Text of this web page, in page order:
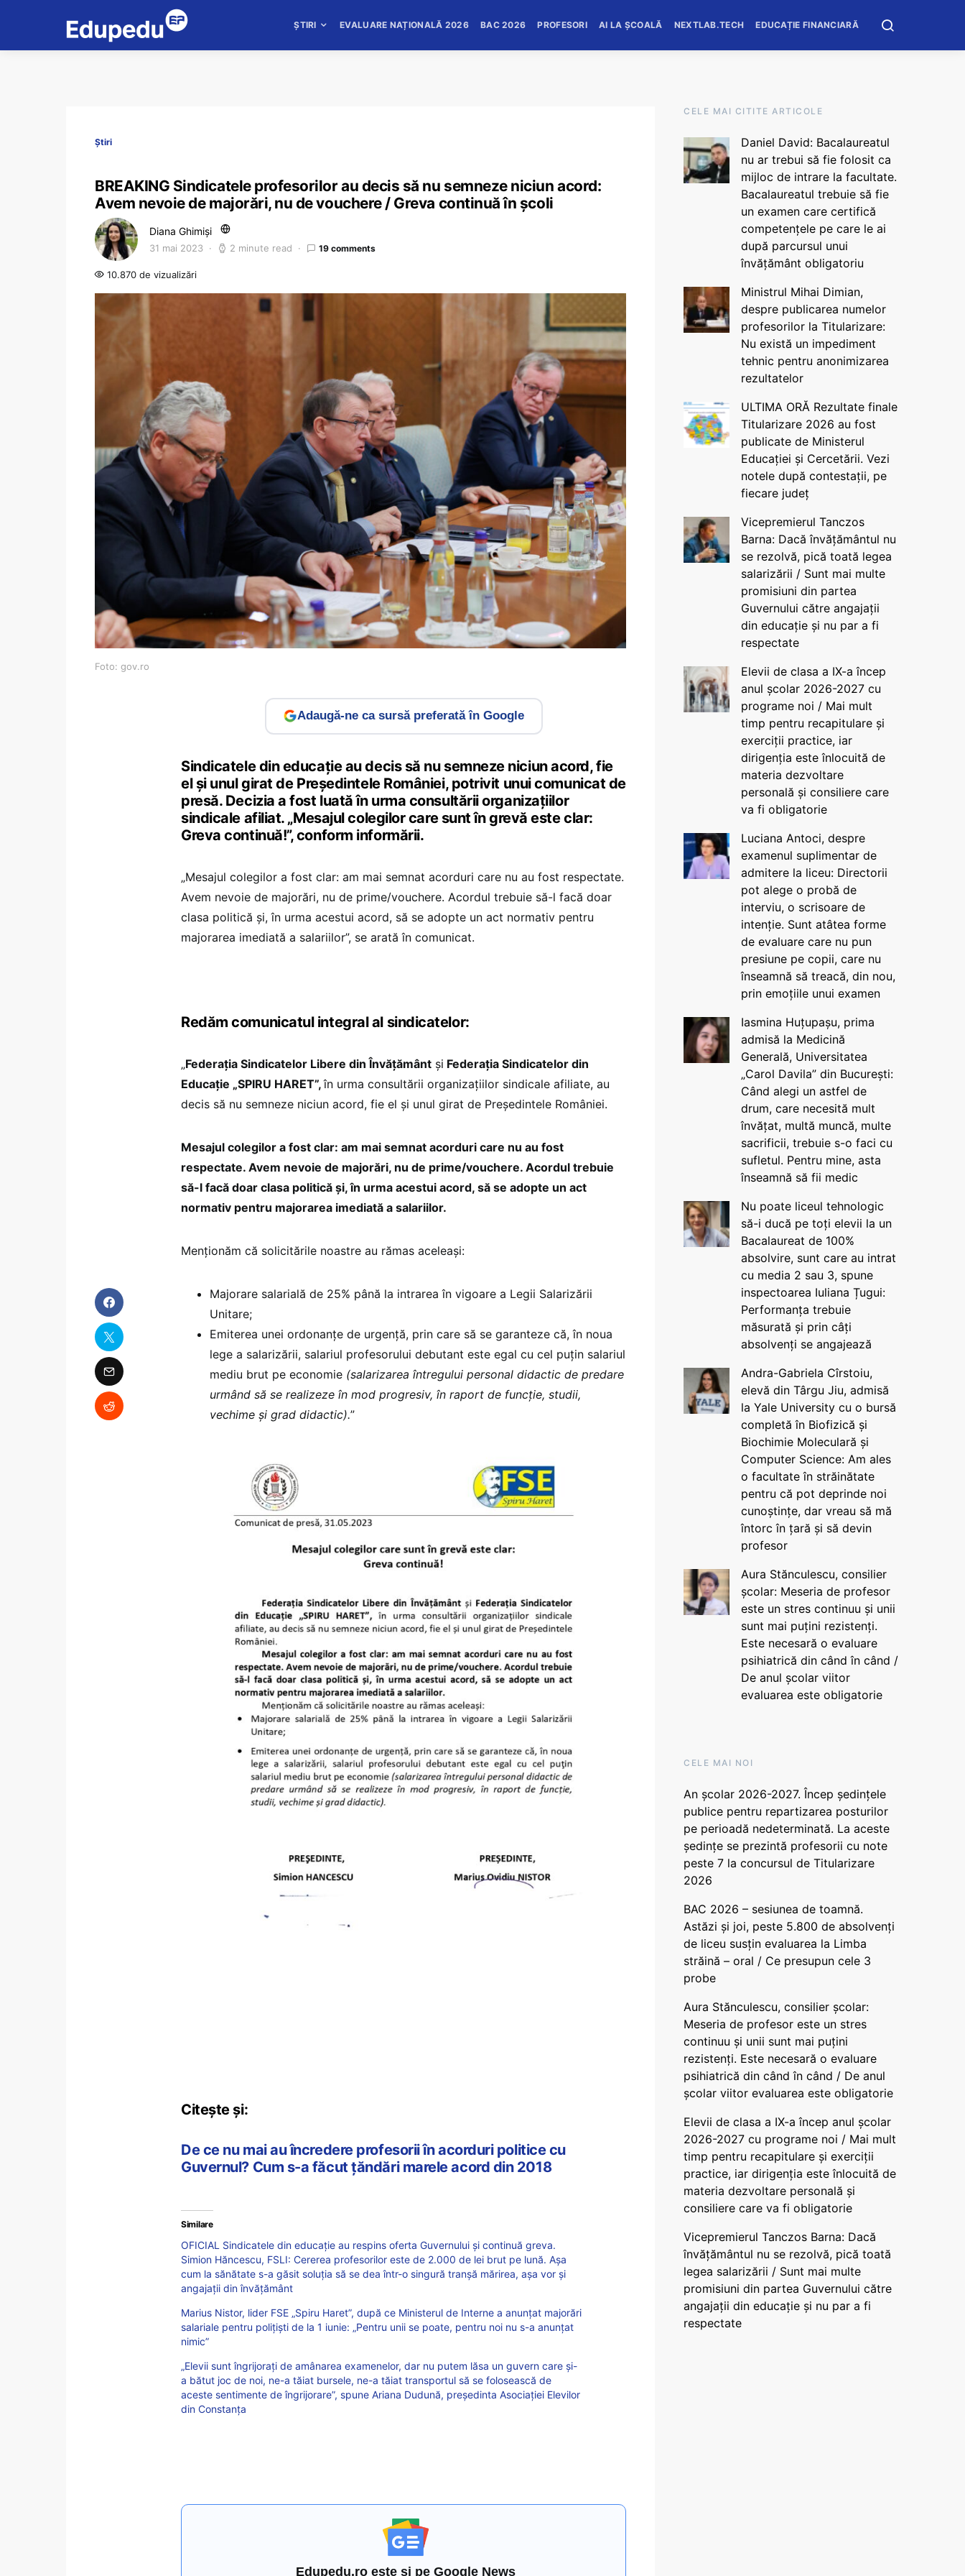
ȘTIRI EVALUARE NAȚIONALĂ 2026 BAC 2026 PROFESORI AI LA ȘCOALĂ NEXTLAB.TECH EDUCAȚIE FINANCIARĂ
Știri
BREAKING Sindicatele profesorilor au decis să nu semneze niciun acord:
Avem nevoie de majorări, nu de vouchere / Greva continuă în școli
Diana Ghimiși
31 mai 2023 2 minute read 19 comments
10.870 de vizualizări
Foto: gov.ro
Adaugă-ne ca sursă preferată în Google
Sindicatele din educație au decis să nu semneze niciun acord, fie
el și unul girat de Președintele României, potrivit unui comunicat de
presă. Decizia a fost luată în urma consultării organizațiilor
sindicale afiliat. „Mesajul colegilor care sunt în grevă este clar:
Greva continuă!”, conform informării.
„Mesajul colegilor a fost clar: am mai semnat acorduri care nu au fost respectate.
Avem nevoie de majorări, nu de prime/vouchere. Acordul trebuie să-l facă doar
clasa politică și, în urma acestui acord, să se adopte un act normativ pentru
majorarea imediată a salariilor”, se arată în comunicat.
Redăm comunicatul integral al sindicatelor:
„Federația Sindicatelor Libere din Învățământ și Federația Sindicatelor din
Educație „SPIRU HARET”,în urma consultării organizațiilor sindicale afiliate, au
decis să nu semneze niciun acord, fie el și unul girat de Președintele României.
Mesajul colegilor a fost clar: am mai semnat acorduri care nu au fost
respectate. Avem nevoie de majorări, nu de prime/vouchere. Acordul trebuie
să-l facă doar clasa politică și, în urma acestui acord, să se adopte un act
normativ pentru majorarea imediată a salariilor.
Menționăm că solicitările noastre au rămas aceleași:
Majorare salarială de 25% până la intrarea în vigoare a Legii Salarizării
Unitare;
Emiterea unei ordonanțe de urgență, prin care să se garanteze că, în noua
lege a salarizării, salariul profesorului debutant este egal cu cel puţin salariul
mediu brut pe economie (salarizarea întregului personal didactic de predare
urmând să se realizeze în mod progresiv, în raport de funcție, studii,
vechime și grad didactic).”
Citește și:
De ce nu mai au încredere profesorii în acorduri politice cu
Guvernul? Cum s-a făcut țăndări marele acord din 2018
Similare
OFICIAL Sindicatele din educație au respins oferta Guvernului și continuă greva.
Simion Hăncescu, FSLI: Cererea profesorilor este de 2.000 de lei brut pe lună. Așa
cum la sănătate s-a găsit soluția să se dea într-o singură tranșă mărirea, așa vor și
angajații din învățământ
Marius Nistor, lider FSE „Spiru Haret”, după ce Ministerul de Interne a anunțat majorări
salariale pentru polițiști de la 1 iunie: „Pentru unii se poate, pentru noi nu s-a anunțat
nimic”
„Elevii sunt îngrijorați de amânarea examenelor, dar nu putem lăsa un guvern care și-
a bătut joc de noi, ne-a tăiat bursele, ne-a tăiat transportul să se folosească de
aceste sentimente de îngrijorare”, spune Ariana Dudună, președinta Asociației Elevilor
din Constanța
Edupedu.ro este și pe Google News
CELE MAI CITITE ARTICOLE
Daniel David: Bacalaureatul
nu ar trebui să fie folosit ca
mijloc de intrare la facultate.
Bacalaureatul trebuie să fie
un examen care certifică
competențele pe care le ai
după parcursul unui
învățământ obligatoriu
Ministrul Mihai Dimian,
despre publicarea numelor
profesorilor la Titularizare:
Nu există un impediment
tehnic pentru anonimizarea
rezultatelor
ULTIMA ORĂ Rezultate finale
Titularizare 2026 au fost
publicate de Ministerul
Educației și Cercetării. Vezi
notele după contestații, pe
fiecare județ
Vicepremierul Tanczos
Barna: Dacă învățământul nu
se rezolvă, pică toată legea
salarizării / Sunt mai multe
promisiuni din partea
Guvernului către angajații
din educație și nu par a fi
respectate
Elevii de clasa a IX-a încep
anul școlar 2026-2027 cu
programe noi / Mai mult
timp pentru recapitulare și
exerciții practice, iar
dirigenția este înlocuită de
materia dezvoltare
personală și consiliere care
va fi obligatorie
Luciana Antoci, despre
examenul suplimentar de
admitere la liceu: Directorii
pot alege o probă de
interviu, o scrisoare de
intenție. Sunt atâtea forme
de evaluare care nu pun
presiune pe copii, care nu
înseamnă să treacă, din nou,
prin emoțiile unui examen
Iasmina Huțupașu, prima
admisă la Medicină
Generală, Universitatea
„Carol Davila” din București:
Când alegi un astfel de
drum, care necesită mult
învățat, multă muncă, multe
sacrificii, trebuie s-o faci cu
sufletul. Pentru mine, asta
înseamnă să fii medic
Nu poate liceul tehnologic
să-i ducă pe toți elevii la un
Bacalaureat de 100%
absolvire, sunt care au intrat
cu media 2 sau 3, spune
inspectoarea Iuliana Țugui:
Performanța trebuie
măsurată și prin câți
absolvenți se angajează
Andra-Gabriela Cîrstoiu,
elevă din Târgu Jiu, admisă
la Yale University cu o bursă
completă în Biofizică și
Biochimie Moleculară și
Computer Science: Am ales
o facultate în străinătate
pentru că pot deprinde noi
cunoștințe, dar vreau să mă
întorc în țară și să devin
profesor
Aura Stănculescu, consilier
școlar: Meseria de profesor
este un stres continuu și unii
sunt mai puțini rezistenți.
Este necesară o evaluare
psihiatrică din când în când /
De anul școlar viitor
evaluarea este obligatorie
CELE MAI NOI
An școlar 2026-2027. Încep ședințele
publice pentru repartizarea posturilor
pe perioadă nedeterminată. La aceste
ședințe se prezintă profesorii cu note
peste 7 la concursul de Titularizare
2026
BAC 2026 – sesiunea de toamnă.
Astăzi și joi, peste 5.800 de absolvenți
de liceu susțin evaluarea la Limba
străină – oral / Ce presupun cele 3
probe
Aura Stănculescu, consilier școlar:
Meseria de profesor este un stres
continuu și unii sunt mai puțini
rezistenți. Este necesară o evaluare
psihiatrică din când în când / De anul
școlar viitor evaluarea este obligatorie
Elevii de clasa a IX-a încep anul școlar
2026-2027 cu programe noi / Mai mult
timp pentru recapitulare și exerciții
practice, iar dirigenția este înlocuită de
materia dezvoltare personală și
consiliere care va fi obligatorie
Vicepremierul Tanczos Barna: Dacă
învățământul nu se rezolvă, pică toată
legea salarizării / Sunt mai multe
promisiuni din partea Guvernului către
angajații din educație și nu par a fi
respectate